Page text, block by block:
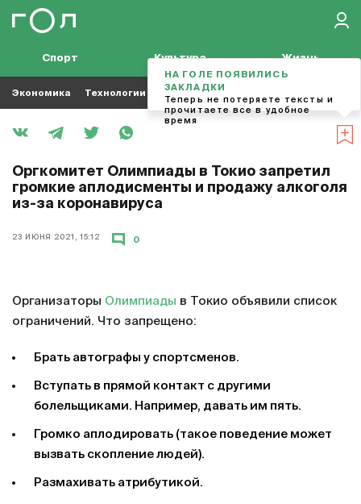
Спорт Культура Жизнь
Экономика Технологии Кино Футбол
Оргкомитет Олимпиады в Токио запретил
громкие аплодисменты и продажу алкоголя
из-за коронавируса
23 ИЮНЯ 2021, 15:12 0
Организаторы Олимпиады в Токио объявили список
ограничений. Что запрещено:
Брать автографы у спортсменов.
Вступать в прямой контакт с другими
болельщиками. Например, давать им пять.
Громко аплодировать (такое поведение может
вызвать скопление людей).
Размахивать атрибутикой.
НА ГОЛЕ ПОЯВИЛИСЬ
ЗАКЛАДКИ
Теперь не потеряете тексты и
прочитаете все в удобное
время